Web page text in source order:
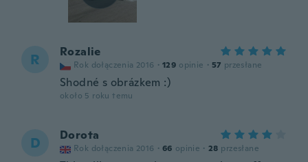
R Rozalie
Rok dołączenia 2016 · 129 opinie · 57 przesłane
Shodné s obrázkem :)
około 5 roku temu
D Dorota
Rok dołączenia 2016 · 66 opinie · 28 przesłane